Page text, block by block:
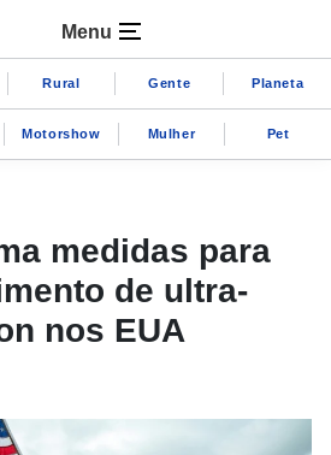
Menu
Rural Gente Planeta
Motorshow Mulher Pet
medidas para
de ultra-
nos EUA